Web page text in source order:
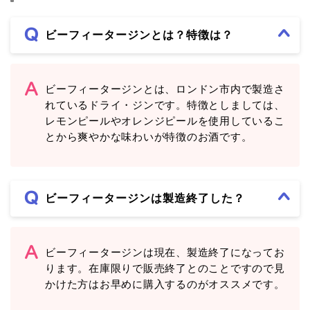
ビーフィータージンとは？特徴は？
ビーフィータージンとは、ロンドン市内で製造さ
れているドライ・ジンです。特徴としましては、
レモンピールやオレンジピールを使用しているこ
とから爽やかな味わいが特徴のお酒です。
ビーフィータージンは製造終了した？
ビーフィータージンは現在、製造終了になってお
ります。在庫限りで販売終了とのことですので見
かけた方はお早めに購入するのがオススメです。